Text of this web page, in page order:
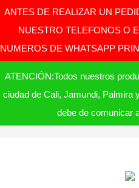
ANTES DE REALIZAR UN
NUESTRO TELEFONOS O
NUMEROS DE WHATSAPP
ATENCIÓN:Todos nuestros
ciudad de Cali, Jamundi, Palmira
debe de comunicar